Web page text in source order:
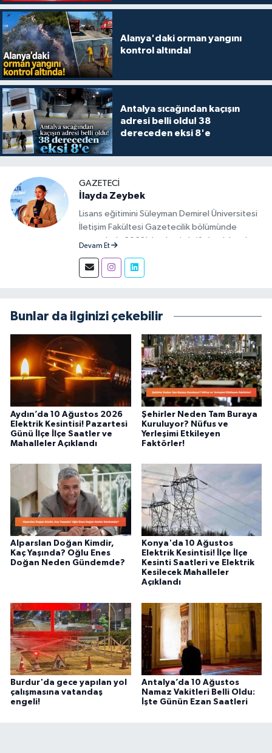
Alanya'daki orman yangını
kontrol altında!
Antalya sıcağından kaçışın
adresi belli oldu! 38
dereceden eksi 8'e
GAZETECI
İlayda Zeybek
Lisans eğitimini Süleyman Demirel Üniversitesi
İletişim Fakültesi Gazetecilik bölümünde
tamamladı. 2023'den beri aktif olarak basılı,
aşamalarında muhabir ve editör olarak görev
alıyor.
Devam Et
Bunlar da ilginizi çekebilir
Aydın’da 10 Ağustos 2026
Elektrik Kesintisi! Pazartesi
Günü İlçe İlçe Saatler ve
Mahalleler Açıklandı
Şehirler Neden Tam Buraya
Kuruluyor? Nüfus ve
Yerleşimi Etkileyen
Faktörler!
Alparslan Doğan Kimdir,
Kaç Yaşında? Oğlu Enes
Doğan Neden Gündemde?
Konya'da 10 Ağustos
Elektrik Kesintisi! İlçe İlçe
Kesinti Saatleri ve Elektrik
Kesilecek Mahalleler
Açıklandı
Burdur'da gece yapılan yol
çalışmasına vatandaş
engeli!
Antalya’da 10 Ağustos
Namaz Vakitleri Belli Oldu:
İşte Günün Ezan Saatleri